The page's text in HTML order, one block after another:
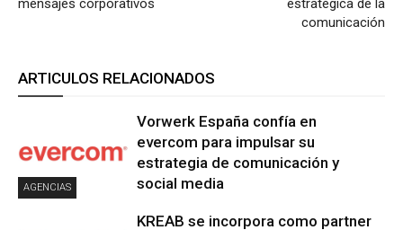
mensajes corporativos
estratégica de la
comunicación
ARTICULOS RELACIONADOS
AGENCIAS
Vorwerk España confía en
evercom para impulsar su
estrategia de comunicación y
social media
KREAB se incorpora como partner